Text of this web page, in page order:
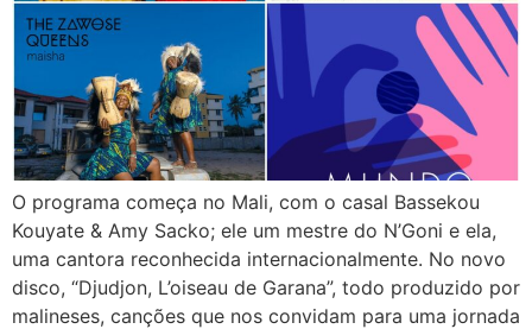
O programa começa no Mali, com o casal Bassekou
Kouyate & Amy Sacko; ele um mestre do N’Goni e ela,
uma cantora reconhecida internacionalmente. No novo
disco, “Djudjon, L’oiseau de Garana”, todo produzido por
malineses, canções que nos convidam para uma jornada